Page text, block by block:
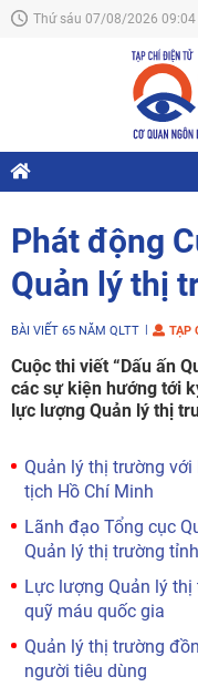
Thứ sáu 07/08/2026 09:04
Phát động
Quản lý thị
BÀI VIẾT 65 NĂM QLTT TẠP
Cuộc thi viết “Dấu ấn
các sự kiện hướng tới
lực lượng Quản lý thị
Quản lý thị trường với
tịch Hồ Chí Minh
Lãnh đạo Tổng cục
Quản lý thị trường
Lực lượng Quản lý
quỹ máu quốc gia
Quản lý thị trường
người tiêu dùng